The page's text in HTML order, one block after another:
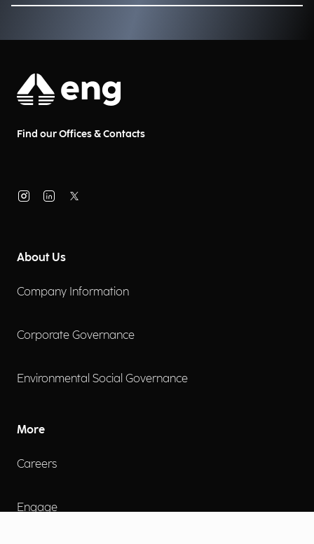
Find our Offices & Contacts
About Us
Company Information
Corporate Governance
Environmental Social Governance
More
Careers
Engage